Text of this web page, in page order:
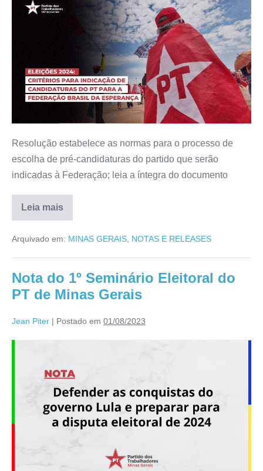
Resolução estabelece as normas para o processo de
escolha de pré-candidaturas do partido que serão
indicadas à Federação; leia a íntegra do documento
Leia mais
Arquivado em: MINAS GERAIS NOTAS E RELEASES
Nota do 1º Seminário Eleitoral do
PT de Minas Gerais
Jean Piter | Postado em 01/08/2023